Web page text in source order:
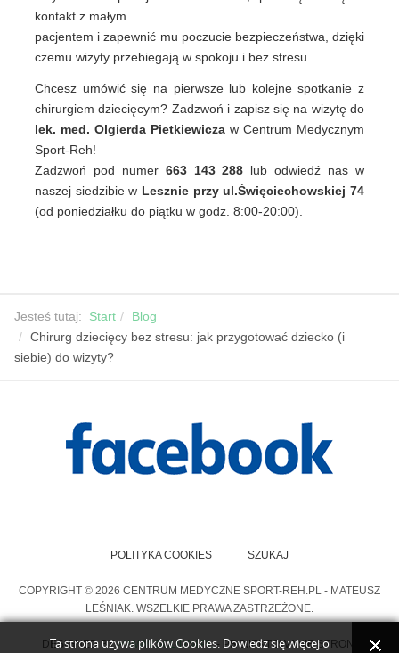
kontakt z małym
pacjentem i zapewnić mu poczucie bezpieczeństwa, dzięki
czemu wizyty przebiegają w spokoju i bez stresu.
Chcesz umówić się na pierwsze lub kolejne spotkanie z
chirurgiem dziecięcym? Zadzwoń i zapisz się na wizytę do
lek. med. Olgierda Pietkiewicza w Centrum Medycznym
Sport-Reh!
Zadzwoń pod numer663 143 288 lub odwiedź nas w
naszej siedzibie w Lesznie przy ul.Święciechowskiej 74
(od poniedziałku do piątku w godz. 8:00-20:00).
Jesteś tutaj: Start
Blog
Chirurg dziecięcy bez stresu: jak przygotować dziecko (i
siebie) do wizyty?
POLITYKA COOKIES SZUKAJ
COPYRIGHT © 2026 CENTRUM MEDYCZNE SPORT-REH.PL - MATEUSZ
LEŚNIAK. WSZELKIE PRAWA ZASTRZEŻONE.
DESIGNED BY>WWW.SOLIDNI.PL- PROJEKTOWANIE STRON.
Ta strona używa plików Cookies. Dowiedz się więcej o